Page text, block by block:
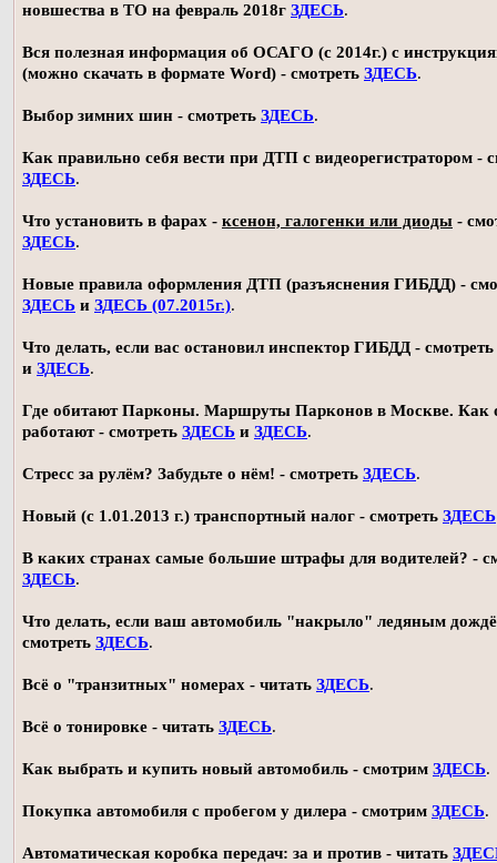
новшества в ТО на февраль 2018г ЗДЕСЬ.
Вся полезная информация об ОСАГО (с 2014г.) с
(можно скачать в формате Word) - смотреть ЗДЕСЬ.
Выбор зимних шин - смотреть ЗДЕСЬ.
Как правильно себя вести при ДТП с видеорегистратором -
ЗДЕСЬ.
Что установить в фарах - ксенон, галогенки или диоды -
ЗДЕСЬ.
Новые правила оформления ДТП (разъяснения ГИБДД) -
ЗДЕСЬ и ЗДЕСЬ (07.2015г.).
Что делать, если вас остановил инспектор ГИБДД - смотреть
и ЗДЕСЬ.
Где обитают Парконы. Маршруты Парконов в Москве. Как
работают - смотреть ЗДЕСЬ и ЗДЕСЬ.
Стресс за рулём? Забудьте о нём! - смотреть ЗДЕСЬ.
Новый (с 1.01.2013 г.) транспортный налог - смотреть ЗДЕСЬ
В каких странах самые большие штрафы для водителей? -
ЗДЕСЬ.
Что делать, если ваш автомобиль "накрыло" ледяным
смотреть ЗДЕСЬ.
Всё о "транзитных" номерах - читать ЗДЕСЬ.
Всё о тонировке - читать ЗДЕСЬ.
Как выбрать и купить новый автомобиль - смотрим ЗДЕСЬ.
Покупка автомобиля с пробегом у дилера - смотрим ЗДЕСЬ.
Автоматическая коробка передач: за и против - читать